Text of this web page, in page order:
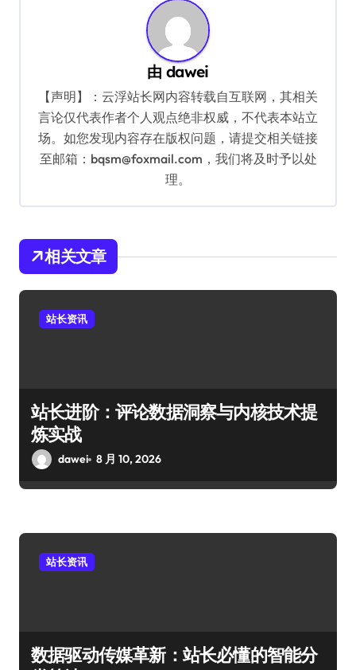
由dawei
【声明】：云浮站长网内容转载自互联网，其相关
言论仅代表作者个人观点绝非权威，不代表本站立
场。如您发现内容存在版权问题，请提交相关链接
至邮箱：bqsm@foxmail.com，我们将及时予以处
理。
相关文章
站长资讯
站长进阶：评论数据洞察与内核技术提
炼实战
dawei 8 月 10, 2026
站长资讯
数据驱动传媒革新：站长必懂的智能分